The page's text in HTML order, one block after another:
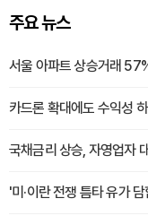
주요 뉴스
서울 아파트 상승거래
카드론 확대에도 수익성
국채금리 상승, 자영업자
'미·이란 전쟁 틈타 유가